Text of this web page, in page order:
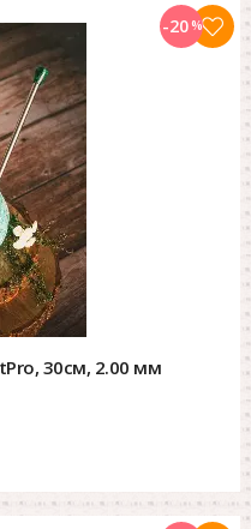
30см, 2.00 мм
-20%